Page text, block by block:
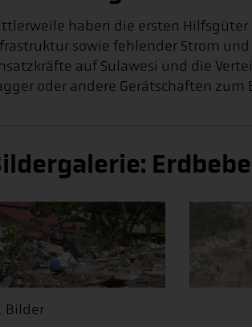
haben die ersten Hilfsgüter
sowie fehlender Strom
auf Sulawesi und die
oder andere Gerätschaften
Bilder